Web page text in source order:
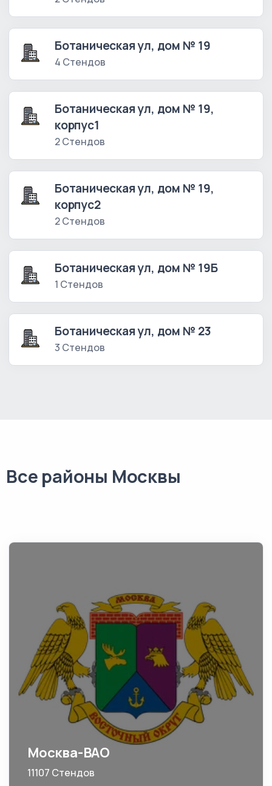
Ботаническая ул, дом № 19
4 Стендов
Ботаническая ул, дом № 19,
корпус1
2 Стендов
Ботаническая ул, дом № 19,
корпус2
2 Стендов
Ботаническая ул, дом № 19Б
1 Стендов
Ботаническая ул, дом № 23
3 Стендов
Все районы Москвы
Москва-ВАО
11107 Стендов